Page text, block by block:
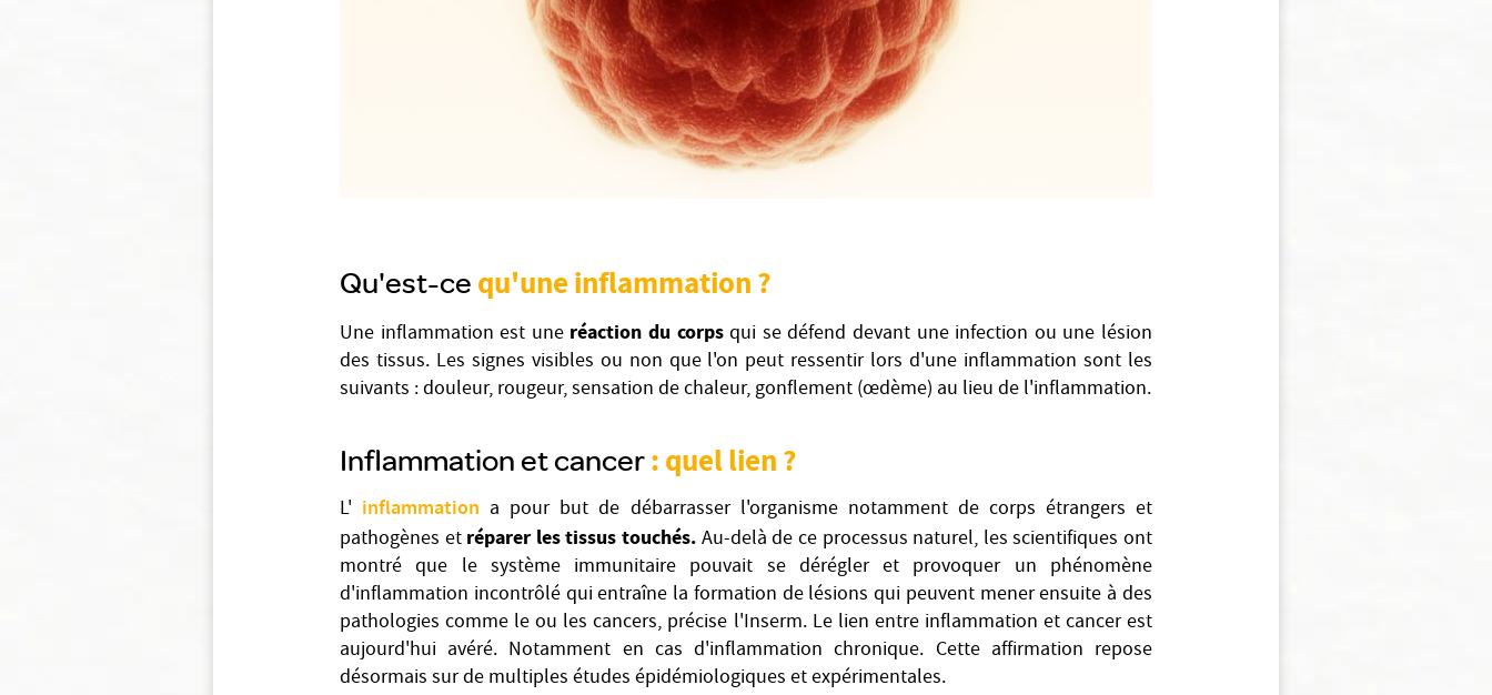
Qu'est-ce qu'une inflammation ?
Une inflammation est une réaction du corpsqui se défend devant une infection ou une lésion
des tissus. Les signes visibles ou non que l'on peut ressentir lors d'une inflammation sont les
suivants : douleur, rougeur, sensation de chaleur, gonflement (œdème) au lieu de l'inflammation.
Inflammation et cancer: quel lien ?
L' inflammation a pour but de débarrasser l'organisme notamment de corps étrangers et
pathogènes et réparer les tissus touchés. Au-delà de ce processus naturel, les scientifiques ont
montré que le système immunitaire pouvait se dérégler et provoquer un phénomène
d'inflammation incontrôlé qui entraîne la formation de lésions qui peuvent mener ensuite à des
pathologies comme le ou les cancers, précise l'Inserm. Le lien entre inflammation et cancer est
aujourd'hui avéré. Notamment en cas d'inflammation chronique. Cette affirmation repose
désormais sur de multiples études épidémiologiques et expérimentales.